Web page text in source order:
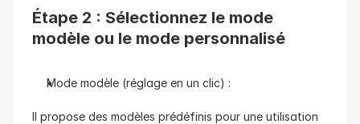
Étape 2 : Sélectionnez le mode
modèle ou le mode personnalisé
Mode modèle (réglage en un clic) :
Il propose des modèles prédéfinis pour une utilisation